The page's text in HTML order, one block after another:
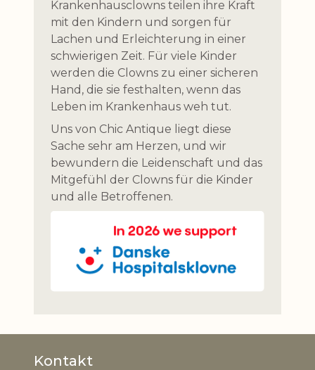
Krankenhausclowns teilen ihre Kraft
mit den Kindern und sorgen für
Lachen und Erleichterung in einer
schwierigen Zeit. Für viele Kinder
werden die Clowns zu einer sicheren
Hand, die sie festhalten, wenn das
Leben im Krankenhaus weh tut.
Uns von Chic Antique liegt diese
Sache sehr am Herzen, und wir
bewundern die Leidenschaft und das
Mitgefühl der Clowns für die Kinder
und alle Betroffenen.
Kontakt